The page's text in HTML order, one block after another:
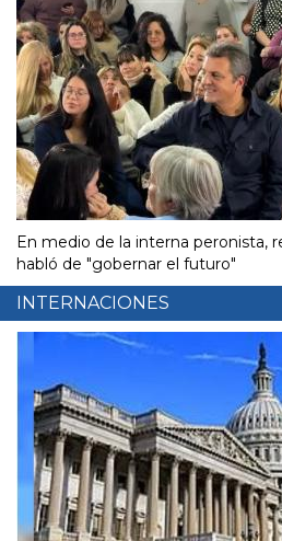
En medio de la interna peronista,
habló de "gobernar el futuro"
INTERNACIONES